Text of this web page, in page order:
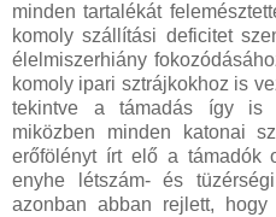
minden tartalékát
komoly szállítási deficitet
élelmiszerhiány
komoly ipari sztrájkokhoz is
tekintve a támadás így is
miközben minden katonai
erőfölényt írt elő a támadók
enyhe létszám- és
azonban abban rejlett,